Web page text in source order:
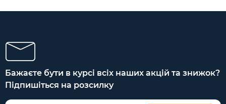
Бажаєте бути в курсі всіх наших акцій та знижок?
Підпишіться на розсилку